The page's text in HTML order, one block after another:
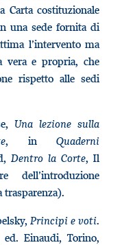
Carta costituzionale
una sede fornita di
l’intervento ma
vera e propria, che
rispetto alle sedi
Una lezione sulla
, in Quaderni
Dentro la Corte, Il
trasparenza).
Principi e voti.
ed. Einaudi, Torino,